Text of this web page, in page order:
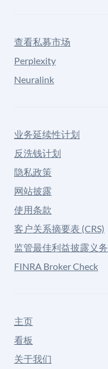
查看私募市场
Perplexity
Neuralink
业务延续性计划
反洗钱计划
隐私政策
网站披露
使用条款
客户关系摘要表 (CRS)
监管最佳利益披露义务
FINRA Broker Check
主页
看板
关于我们